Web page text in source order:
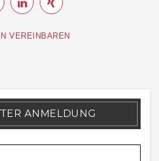
VEREINBAREN
ANMELDUNG